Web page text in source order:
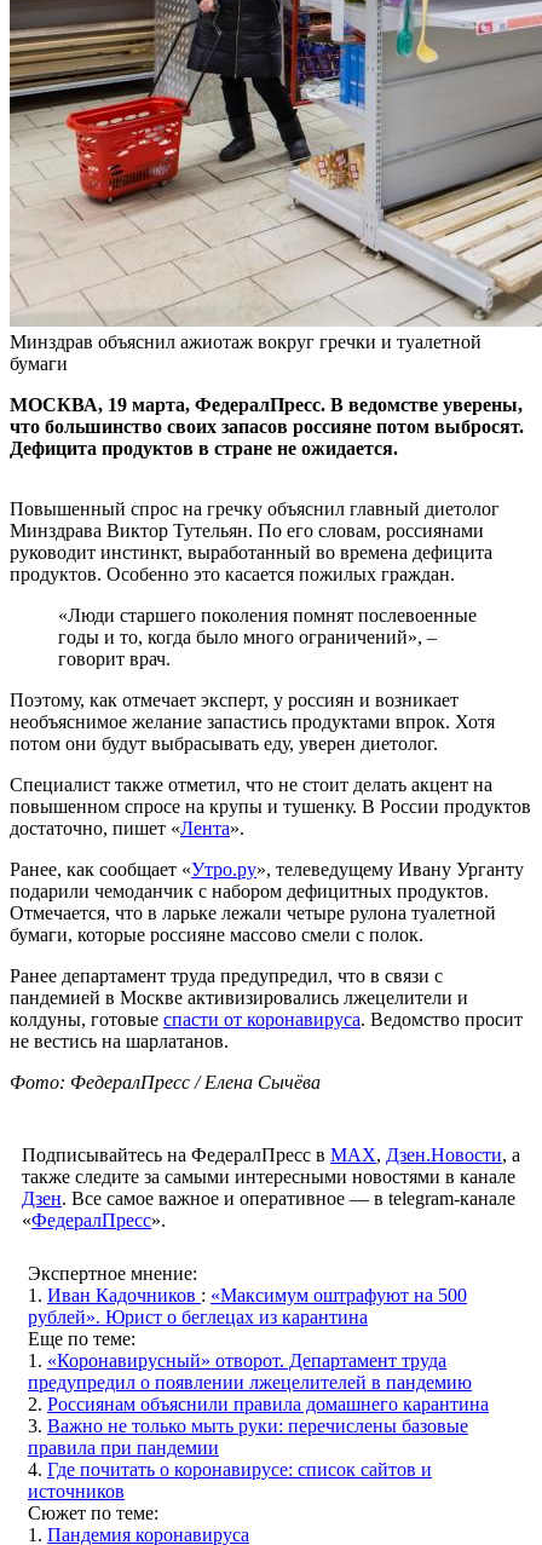
Минздрав объяснил ажиотаж вокруг гречки и туалетной
бумаги
МОСКВА, 19 марта, ФедералПресс. В ведомстве уверены,
что большинство своих запасов россияне потом выбросят.
Дефицита продуктов в стране не ожидается.
Повышенный спрос на гречку объяснил главный диетолог
Минздрава Виктор Тутельян. По его словам, россиянами
руководит инстинкт, выработанный во времена дефицита
продуктов. Особенно это касается пожилых граждан.
«Люди старшего поколения помнят послевоенные
годы и то, когда было много ограничений», –
говорит врач.
Поэтому, как отмечает эксперт, у россиян и возникает
необъяснимое желание запастись продуктами впрок. Хотя
потом они будут выбрасывать еду, уверен диетолог.
Специалист также отметил, что не стоит делать акцент на
повышенном спросе на крупы и тушенку. В России продуктов
достаточно, пишет «Лента».
Ранее, как сообщает «Утро.ру», телеведущему Ивану Урганту
подарили чемоданчик с набором дефицитных продуктов.
Отмечается, что в ларьке лежали четыре рулона туалетной
бумаги, которые россияне массово смели с полок.
Ранее департамент труда предупредил, что в связи с
пандемией в Москве активизировались лжецелители и
колдуны, готовые спасти от коронавируса. Ведомство просит
не вестись на шарлатанов.
Фото: ФедералПресс / Елена Сычёва
Подписывайтесь на ФедералПресс в МАХ, Дзен.Новости, а
также следите за самыми интересными новостями в канале
Дзен. Все самое важное и оперативное — в telegram-канале
«ФедералПресс».
Экспертное мнение:
1. Иван Кадочников : «Максимум оштрафуют на 500
рублей». Юрист о беглецах из карантина
Еще по теме:
1. «Коронавирусный» отворот. Департамент труда
предупредил о появлении лжецелителей в пандемию
2. Россиянам объяснили правила домашнего карантина
3. Важно не только мыть руки: перечислены базовые
правила при пандемии
4. Где почитать о коронавирусе: список сайтов и
источников
Сюжет по теме:
1. Пандемия коронавируса